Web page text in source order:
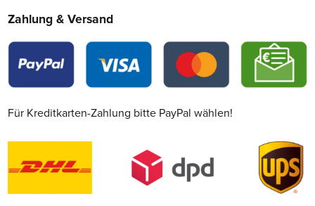
Zahlung & Versand
Für Kreditkarten-Zahlung bitte PayPal wählen!